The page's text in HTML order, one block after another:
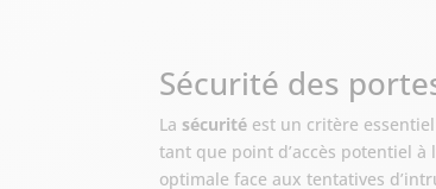
Sécurité des
La sécurité est un critère
tant que point d’accès potentiel
optimale face aux tentatives